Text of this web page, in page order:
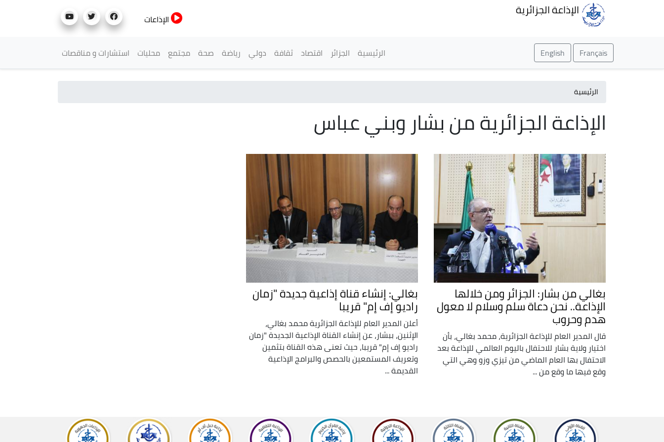
الإذاعة الجزائرية
الإذاعات
Français
English القائمة الرئيسية
الرئيسية الجزائر اقتصاد ثقافة دولي رياضة صحة مجتمع محليات استشارات و مناقصات
الرئيسية
الإذاعة الجزائرية من بشار وبني عباس
بغالي من بشار: الجزائر ومن خلالها
الإذاعة.. نحن دعاة سلم وسلام لا معول
هدم وحروب
قال المدير العام للإذاعة الجزائرية، محمد بغالي، بأن
اختيار ولاية بشار للاحتفال باليوم العالمي للإذاعة بعد
الاحتفال بها العام الماضي من تيزي وزو وهي التي
وقع فيها ما وقع من ...
بغالي: إنشاء قناة إذاعية جديدة "زمان
راديو إف إم" قريبا
أعلن المدير العام للإذاعة الجزائرية محمد بغالي،
الإثنين، ببشار، عن إنشاء القناة الإذاعية الجديدة "زمان
راديو إف إم" قريبا، حيث تعنى هذه القناة بتثمين
وتعريف المستمعين بالحصص والبرامج الإذاعية
القديمة ...